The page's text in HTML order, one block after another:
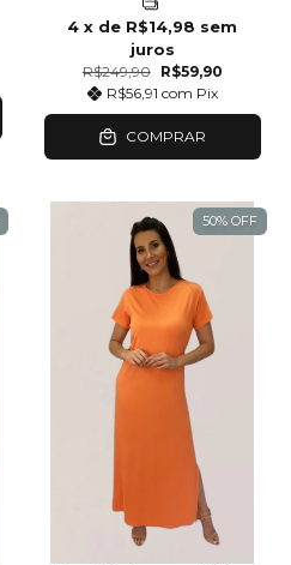
R$249,90
R$59,90
R$56,91 com Pix
4 x de R$14,98 sem
juros
COMPRAR
50% OFF